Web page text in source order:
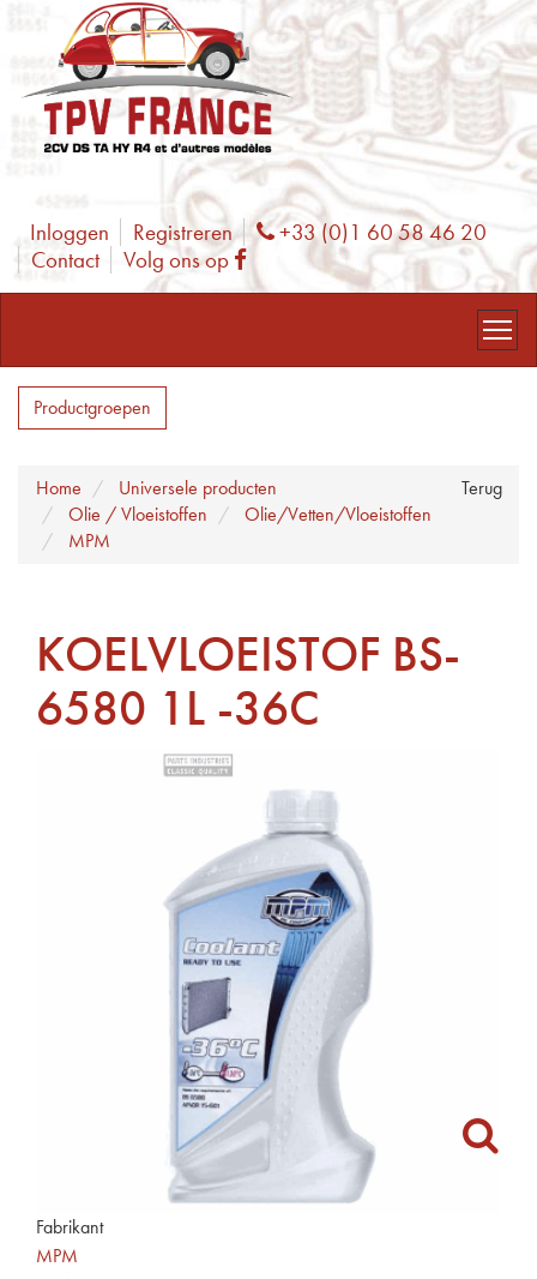
Inloggen Registreren Phone
+33 (0)1 60 58 46 20
Contact
Volg ons op Facebook
Productgroepen
Terug
Home
Universele producten
Olie / Vloeistoffen
Olie/Vetten/Vloeistoffen
MPM
KOELVLOEISTOF BS-
6580 1L -36C
Fabrikant
MPM